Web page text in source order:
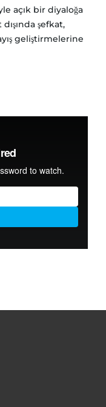
açık bir diyaloğa
şefkat,
geliştirmelerine